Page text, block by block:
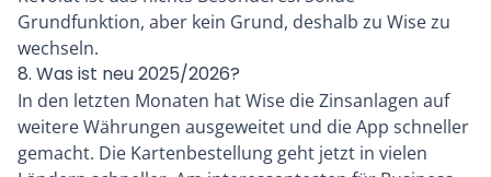
Grundfunktion, aber kein Grund, deshalb zu Wise zu
wechseln.
8. Was ist neu 2025/2026?
In den letzten Monaten hat Wise die Zinsanlagen auf
weitere Währungen ausgeweitet und die App schneller
gemacht. Die Kartenbestellung geht jetzt in vielen